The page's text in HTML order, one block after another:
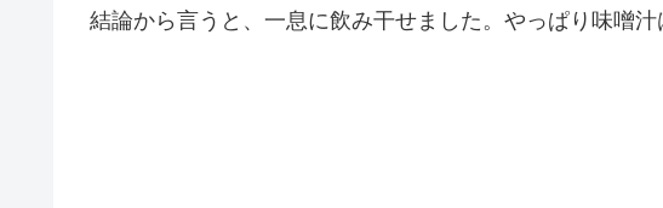
結論から言うと、一息に飲み干せました。やっぱり味噌汁